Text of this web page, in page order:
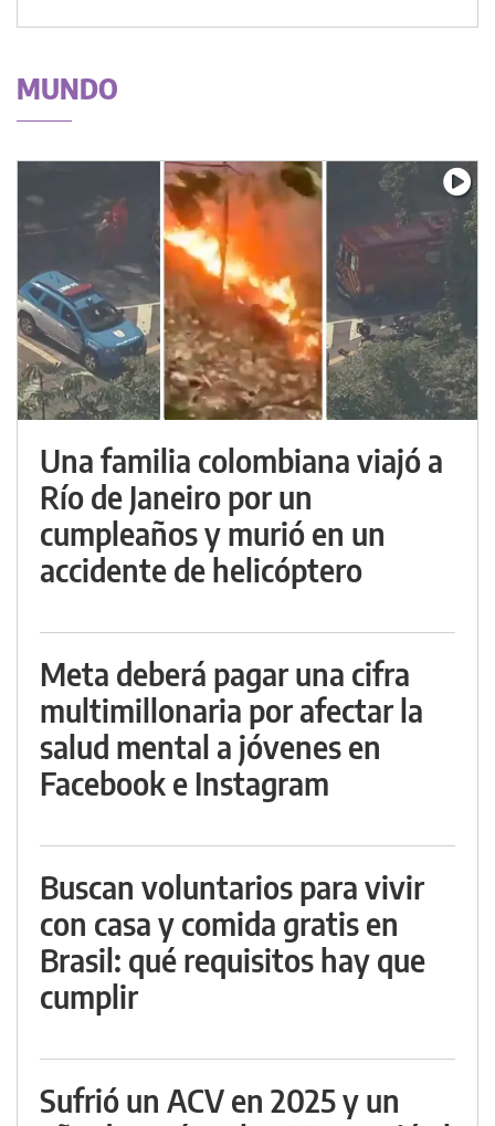
MUNDO
Una familia colombiana viajó a
Río de Janeiro por un
cumpleaños y murió en un
accidente de helicóptero
Meta deberá pagar una cifra
multimillonaria por afectar la
salud mental a jóvenes en
Facebook e Instagram
Buscan voluntarios para vivir
con casa y comida gratis en
Brasil: qué requisitos hay que
cumplir
Sufrió un ACV en 2025 y un